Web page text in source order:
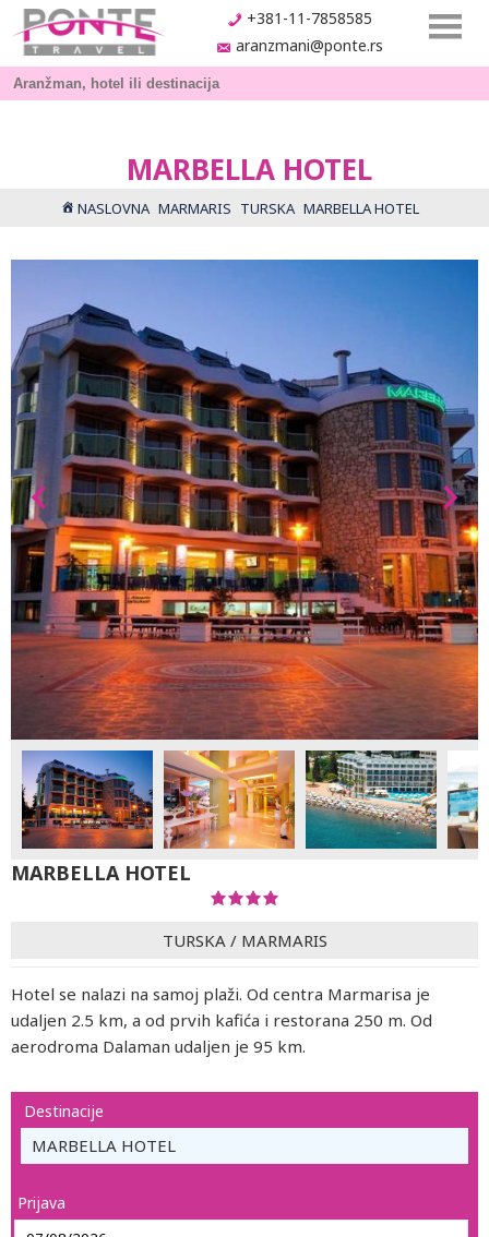
+381-11-7858585
aranzmani@ponte.rs
MARBELLA HOTEL
NASLOVNA MARMARIS TURSKA MARBELLA HOTEL
MARBELLA HOTEL
TURSKA / MARMARIS
Hotel se nalazi na samoj plaži. Od centra Marmarisa je
udaljen 2.5 km, a od prvih kafića i restorana 250 m. Od
aerodroma Dalaman udaljen je 95 km.
Destinacije
MARBELLA HOTEL
Prijava